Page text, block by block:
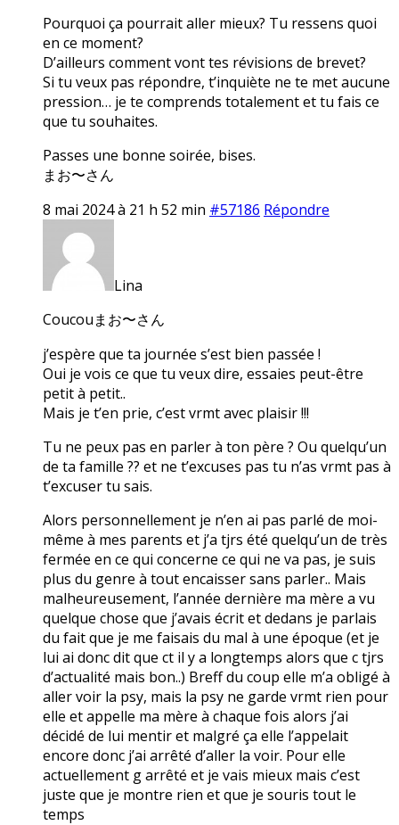
Pourquoi ça pourrait aller mieux? Tu ressens quoi
en ce moment?
D’ailleurs comment vont tes révisions de brevet?
Si tu veux pas répondre, t’inquiète ne te met aucune
pression… je te comprends totalement et tu fais ce
que tu souhaites.
Passes une bonne soirée, bises.
まお〜さん
8 mai 2024 à 21 h 52 min #57186 Répondre
Lina
Coucouまお〜さん
j’espère que ta journée s’est bien passée !
Oui je vois ce que tu veux dire, essaies peut-être
petit à petit..
Mais je t’en prie, c’est vrmt avec plaisir !!!
Tu ne peux pas en parler à ton père ? Ou quelqu’un
de ta famille ?? et ne t’excuses pas tu n’as vrmt pas à
t’excuser tu sais.
Alors personnellement je n’en ai pas parlé de moi-
même à mes parents et j’a tjrs été quelqu’un de très
fermée en ce qui concerne ce qui ne va pas, je suis
plus du genre à tout encaisser sans parler.. Mais
malheureusement, l’année dernière ma mère a vu
quelque chose que j’avais écrit et dedans je parlais
du fait que je me faisais du mal à une époque (et je
lui ai donc dit que ct il y a longtemps alors que c tjrs
d’actualité mais bon..) Breff du coup elle m’a obligé à
aller voir la psy, mais la psy ne garde vrmt rien pour
elle et appelle ma mère à chaque fois alors j’ai
décidé de lui mentir et malgré ça elle l’appelait
encore donc j’ai arrêté d’aller la voir. Pour elle
actuellement g arrêté et je vais mieux mais c’est
juste que je montre rien et que je souris tout le
temps